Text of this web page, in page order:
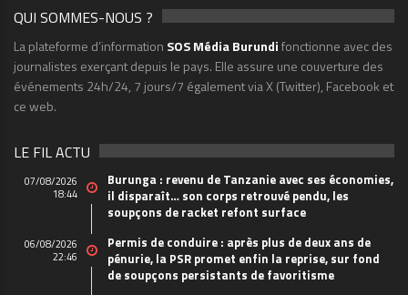
QUI SOMMES-NOUS ?
La plateforme d’information SOS Média Burundifonctionne avec des
journalistes exerçant depuis le pays. Elle assure une couverture des
événements 24h/24, 7 jours/7 également via X (Twitter), Facebook et
ce web.
LE FIL ACTU
07/08/2026
18:44
Burunga : revenu de Tanzanie avec ses économies,
il disparaît… son corps retrouvé pendu, les
soupçons de racket refont surface
06/08/2026
22:46
Permis de conduire : après plus de deux ans de
pénurie, la PSR promet enfin la reprise, sur fond
de soupçons persistants de favoritisme